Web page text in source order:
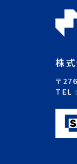
株
〒
TEL :